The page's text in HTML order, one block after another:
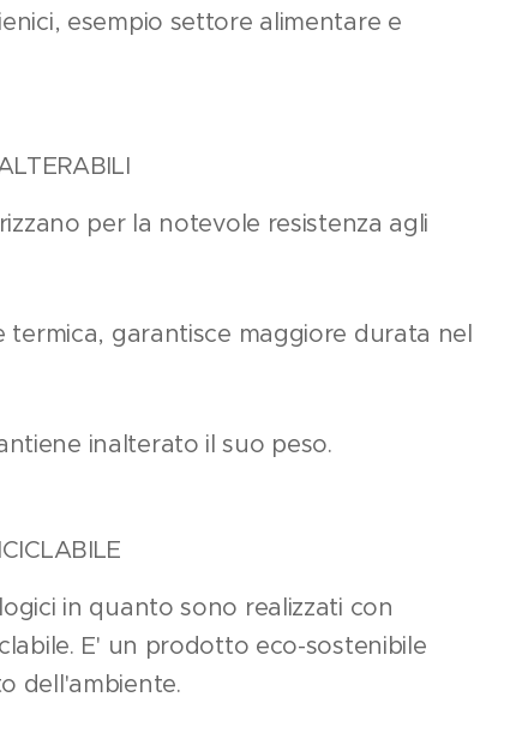
esempio settore alimentare e
per la notevole resistenza agli
termica, garantisce maggiore durata nel
inalterato il suo peso.
in quanto sono realizzati con
E' un prodotto eco-sostenibile
dell'ambiente.